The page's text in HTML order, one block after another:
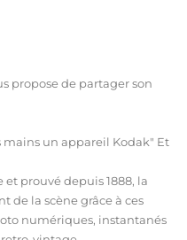
propose de partager son
mains un appareil Kodak" Et
prouvé depuis 1888, la
de la scène grâce à ces
numériques, instantanés